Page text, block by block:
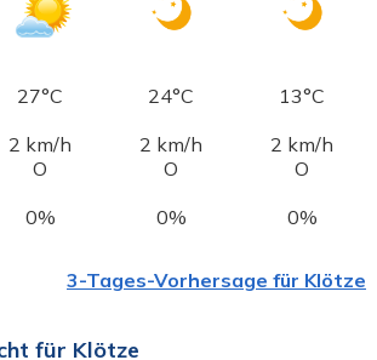
27°C 24°C
13°C
2 km/h
O
2 km/h
O
2 km/h
O
0% 0% 0%
3-Tages-Vorhersage für Klötze
für Klötze